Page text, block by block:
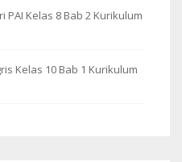
PAI Kelas 8 Bab 2 Kurikulum
Kelas 10 Bab 1 Kurikulum